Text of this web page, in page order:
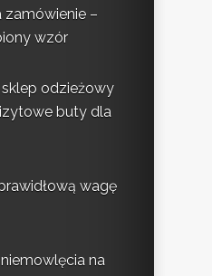
zamówienie –
wzór
odzieżowy
buty dla
wagę
na